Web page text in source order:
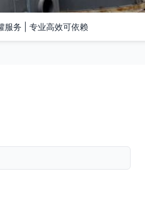
服务 | 专业高效可依赖